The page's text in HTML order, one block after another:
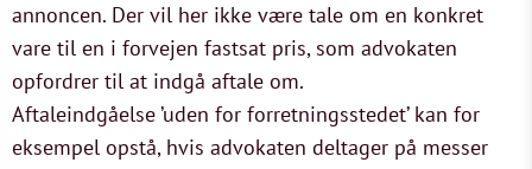
annoncen. Der vil her ikke være tale om en konkret
vare til en i forvejen fastsat pris, som advokaten
opfordrer til at indgå aftale om.
Aftaleindgåelse ’uden for forretningsstedet’ kan for
eksempel opstå, hvis advokaten deltager på messer